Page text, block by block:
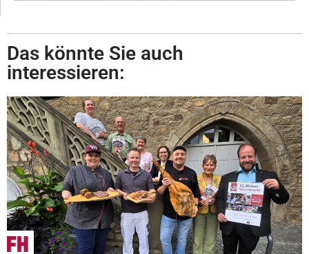
Das könnte Sie auch
interessieren: